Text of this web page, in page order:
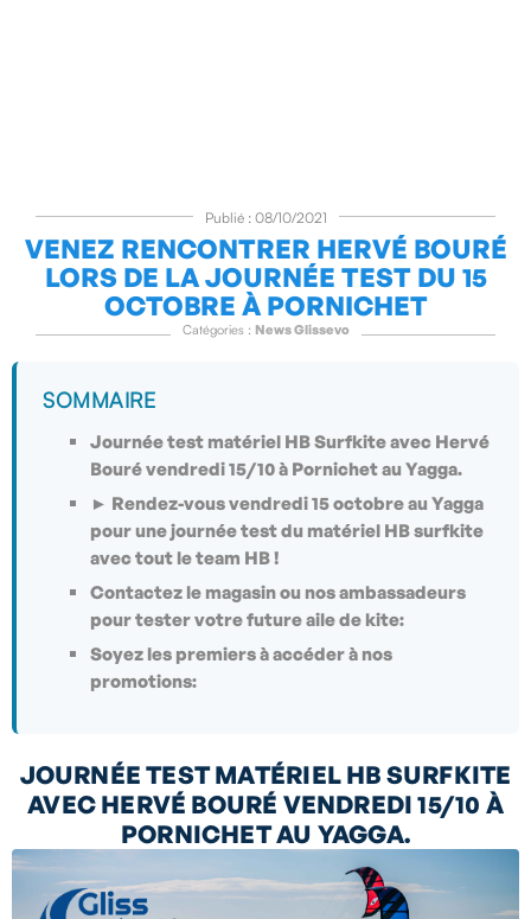
Publié : 08/10/2021
VENEZ RENCONTRER HERVÉ BOURÉ
LORS DE LA JOURNÉE TEST DU 15
OCTOBRE À PORNICHET
Catégories : News Glissevo
SOMMAIRE
Journée test matériel HB Surfkite avec Hervé
Bouré vendredi 15/10 à Pornichet au Yagga.
► Rendez-vous vendredi 15 octobre au Yagga
pour une journée test du matériel HB surfkite
avec tout le team HB !
Contactez le magasin ou nos ambassadeurs
pour tester votre future aile de kite:
Soyez les premiers à accéder à nos
promotions:
JOURNÉE TEST MATÉRIEL HB SURFKITE
AVEC HERVÉ BOURÉ VENDREDI 15/10 À
PORNICHET AU YAGGA.